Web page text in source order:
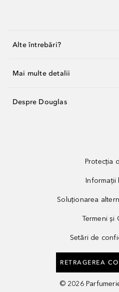
Alte întrebări?
Mai multe detalii
Despre Douglas
Protecția
Informații
Soluționarea
Termeni și
Setări de
RETRAGEREA
© 2026